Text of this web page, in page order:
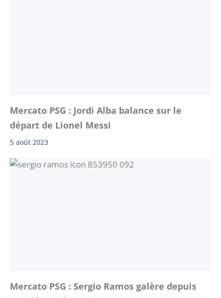
Mercato PSG : Jordi Alba balance sur le
départ de Lionel Messi
5 août 2023
Mercato PSG : Sergio Ramos galère depuis